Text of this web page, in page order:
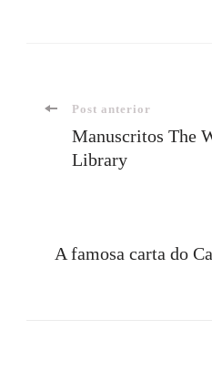
Post anterior
Manuscritos The
Library
A famosa carta do